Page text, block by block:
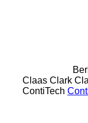
Claas Clark
ContiTech